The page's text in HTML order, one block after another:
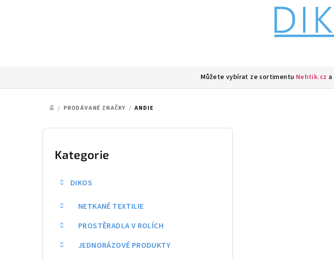
Můžete vybírat ze sortimentu Nehtik.cz a
DOMŮ
/ PRODÁVANÉ ZNAČKY / ANDIE
P
Přeskočit
kategorie
Kategorie
DIKOS
NETKANÉ TEXTILIE
PROSTĚRADLA V ROLÍCH
JEDNORÁZOVÉ PRODUKTY